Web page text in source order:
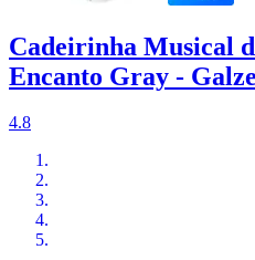
Cadeirinha Musical
Encanto Gray -
4.8